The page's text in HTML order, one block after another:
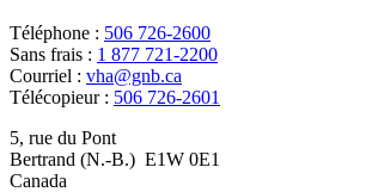
Téléphone : 506 726-2600
Sans frais : 1 877 721-2200
Courriel : vha@gnb.ca
Télécopieur : 506 726-2601
5, rue du Pont
Bertrand (N.-B.) E1W 0E1
Canada